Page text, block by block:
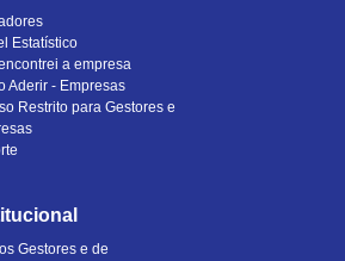
Estatístico
a empresa
Aderir - Empresas
Restrito para Gestores e
Gestores e de